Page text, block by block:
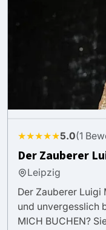
★★★★★5.0(1
Der Zauberer
Leipzig
Der Zauberer
und unvergesslich
MICH BUCHEN?